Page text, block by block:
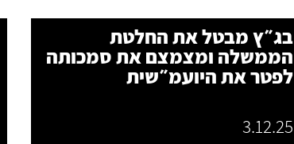
בג״ץ מבטל את החלטת
הממשלה ומצמצם את סמכותה
לפטר את היועמ״שית
3.12.25